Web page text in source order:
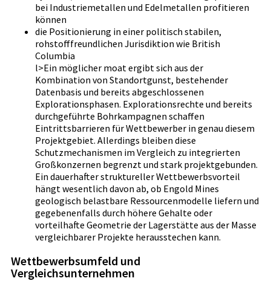
bei Industriemetallen und Edelmetallen profitieren
können
die Positionierung in einer politisch stabilen,
rohstofffreundlichen Jurisdiktion wie British
Columbia
l>Ein möglicher moat ergibt sich aus der
Kombination von Standortgunst, bestehender
Datenbasis und bereits abgeschlossenen
Explorationsphasen. Explorationsrechte und bereits
durchgeführte Bohrkampagnen schaffen
Eintrittsbarrieren für Wettbewerber in genau diesem
Projektgebiet. Allerdings bleiben diese
Schutzmechanismen im Vergleich zu integrierten
Großkonzernen begrenzt und stark projektgebunden.
Ein dauerhafter struktureller Wettbewerbsvorteil
hängt wesentlich davon ab, ob Engold Mines
geologisch belastbare Ressourcenmodelle liefern und
gegebenenfalls durch höhere Gehalte oder
vorteilhafte Geometrie der Lagerstätte aus der Masse
vergleichbarer Projekte herausstechen kann.
Wettbewerbsumfeld und
Vergleichsunternehmen